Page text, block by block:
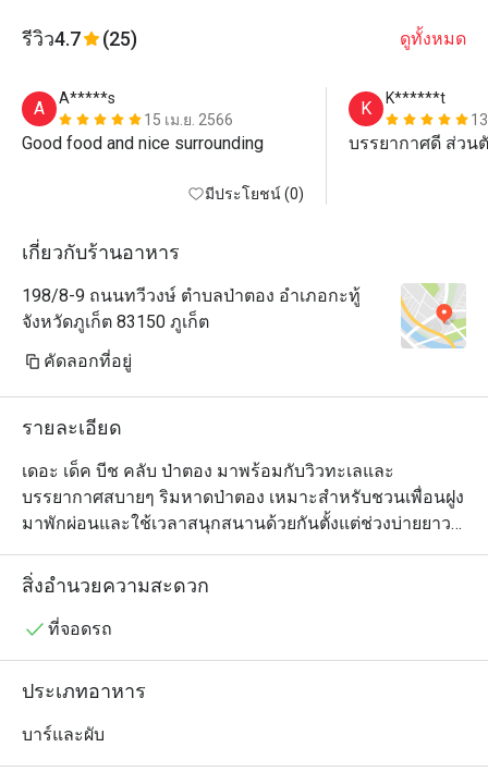
รีวิว4.7 (25) ดูทั้งหมด
A
A*****s
15 เม.ย. 2566
Good food and nice surrounding
มีประโยชน์ (0)
K
K******t
บรรยากาศดี ส่วน
เกี่ยวกับร้านอาหาร
198/8-9 ถนนทวีวงษ์ ตำบลป่าตอง อำเภอกะทู้
จังหวัดภูเก็ต 83150 ภูเก็ต
คัดลอกที่อยู่
รายละเอียด
เดอะ เด็ค บีช คลับ ป่าตอง มาพร้อมกับวิวทะเลและ
บรรยากาศสบายๆ ริมหาดป่าตอง เหมาะสำหรับชวนเพื่อนฝูง
มาพักผ่อนและใช้เวลาสนุกสนานด้วยกันตั้งแต่ช่วงบ่ายยาว
ไปจนถึงหัวค่ำ ทางร้านมีเครื่องดื่มและเมนูบาร์บีคิวอร่อยๆ
จาก Best Brews™ ซึ่งเป็นบริการอันมีชื่อของ Four Points by
เบียร์หรือค็อกเทลแก้วโปรดพร้อมพูดคุยสนทนาไปพลางๆ
สิ่งอำนวยความสะดวก
ที่จอดรถ
ประเภทอาหาร
บาร์และผับ